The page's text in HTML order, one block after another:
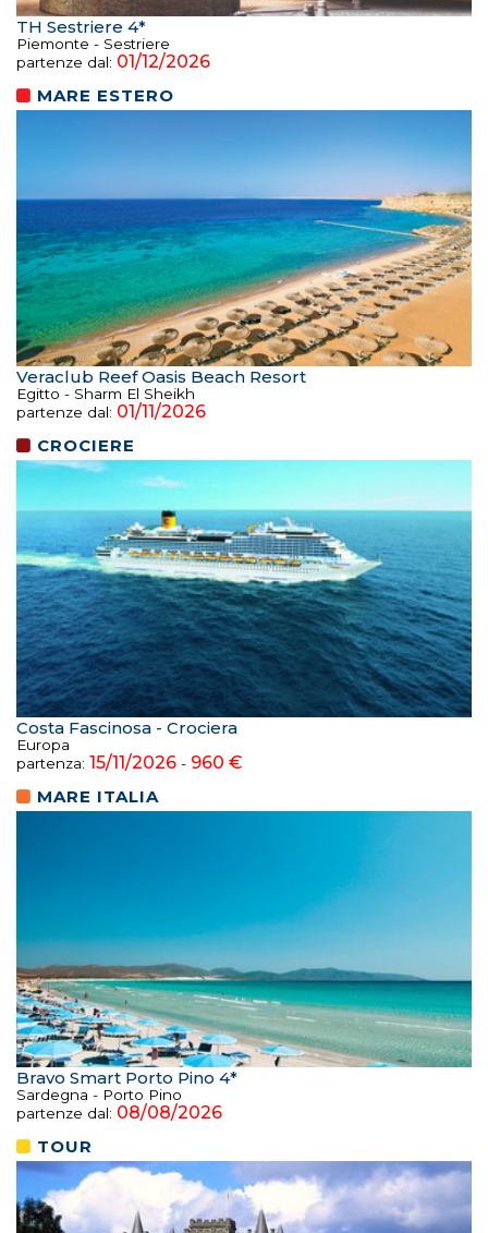
TH Sestriere 4*
Piemonte - Sestriere
partenze dal: 01/12/2026
MARE ESTERO
Veraclub Reef Oasis Beach Resort
Egitto - Sharm El Sheikh
partenze dal: 01/11/2026
CROCIERE
Costa Fascinosa - Crociera
Europa
partenza: 15/11/2026 - 960 €
MARE ITALIA
Bravo Smart Porto Pino 4*
Sardegna - Porto Pino
partenze dal: 08/08/2026
TOUR